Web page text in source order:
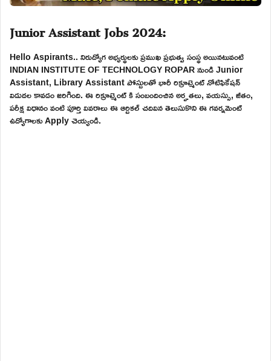
Junior Assistant Jobs 2024:
Hello Aspirants.. నిరుద్యోగ అభ్యర్థులకు ప్రముఖ ప్రభుత్వ సంస్థ అయినటువంటి
INDIAN INSTITUTE OF TECHNOLOGY ROPAR నుండి Junior
Assistant, Library Assistant పోస్టులతో భారీ రిక్రూట్మెంట్ నోటిఫికేషన్
విడుదల కావడం జరిగింది. ఈ రిక్రూట్మెంట్ కి సంబందించిన అర్హతలు, వయస్సు, జీతం,
పరీక్ష విధానం వంటి పూర్తి వివరాలు ఈ ఆర్టికల్ చదివిన తెలుసుకొని ఈ గవర్నమెంట్
ఉద్యోగాలకు Apply చెయ్యండి.